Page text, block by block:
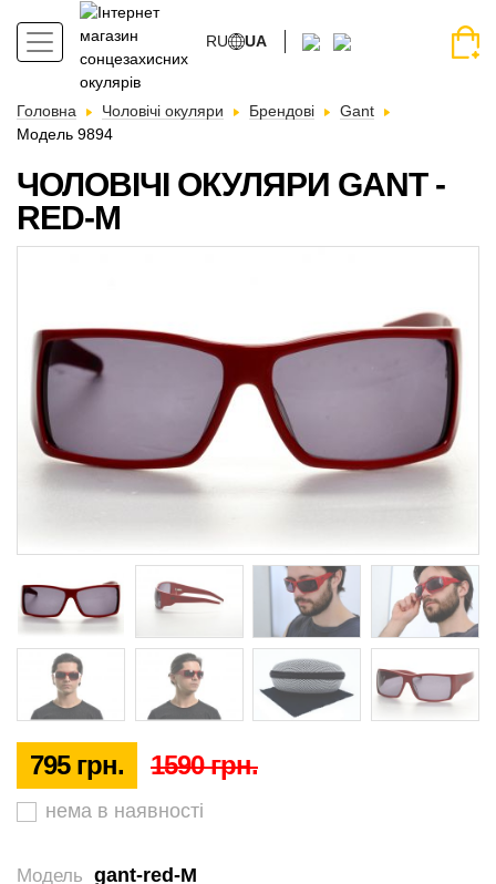
RU UA
Головна Чоловічі окуляри Брендові
Gant
Модель 9894
ЧОЛОВІЧІ ОКУЛЯРИ GANT -
RED-M
795 грн. 1590 грн.
нема в наявності
gant-red-M
Модель